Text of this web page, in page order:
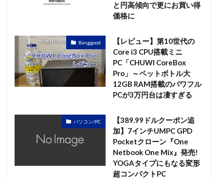
と円高傾向で更にお買い得
価格に
Banggood
【レビュー】第10世代の
Core i3 CPU搭載ミニ
PC「CHUWI CoreBox
Pro」～ペットボトル大
12GB RAM搭載のパワフル
PCが3万円台は凄すぎる
パソコン/PC
【389.99ドルクーポン追
加】7インチUMPC GPD
Pocketクローン『One
Netbook One Mix』発売!
YOGAタイプにもなる変形
超コンパクトPC